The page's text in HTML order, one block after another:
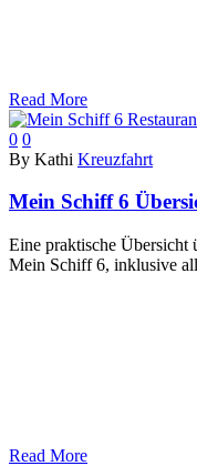
Read More
0 0
By Kathi Kreuzfahrt
Mein Schiff 6
Eine praktische Übersicht
Mein Schiff 6, inklusive
Read More